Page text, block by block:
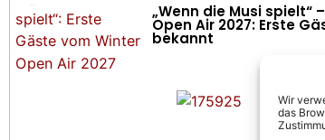
Wir
das
„Wenn die Musi spielt“
Open Air 2027: Erste
bekannt